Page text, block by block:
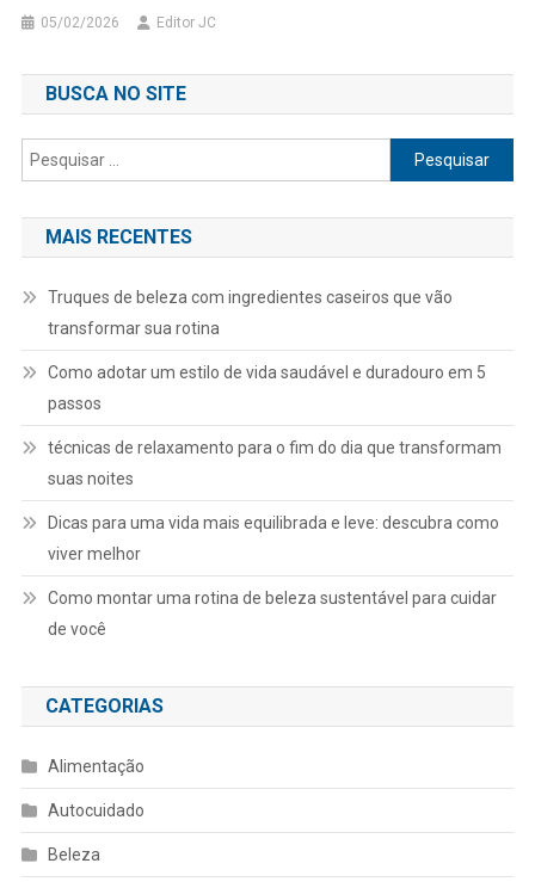
05/02/2026 Editor JC
BUSCA NO SITE
Pesquisar
por:
MAIS RECENTES
Truques de beleza com ingredientes caseiros que vão
transformar sua rotina
Como adotar um estilo de vida saudável e duradouro em 5
passos
técnicas de relaxamento para o fim do dia que transformam
suas noites
Dicas para uma vida mais equilibrada e leve: descubra como
viver melhor
Como montar uma rotina de beleza sustentável para cuidar
de você
CATEGORIAS
Alimentação
Autocuidado
Beleza